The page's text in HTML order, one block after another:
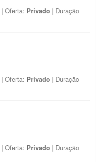
| Oferta: Privado | Duração
| Oferta: Privado | Duração
| Oferta: Privado | Duração